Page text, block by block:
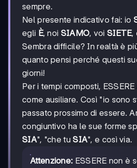
sempre.
Nel presente indicativo fai: io
egli È, noi SIAMO, voi SIETE,
Sembra difficile? In realtà è
quanto pensi perché questi
giorni!
Per i tempi composti,
come ausiliare. Così "io sono
passato prossimo di essere.
congiuntivo ha le sue forme
SIA", "che tuSIA", e così via.
Attenzione: ESSERE non è